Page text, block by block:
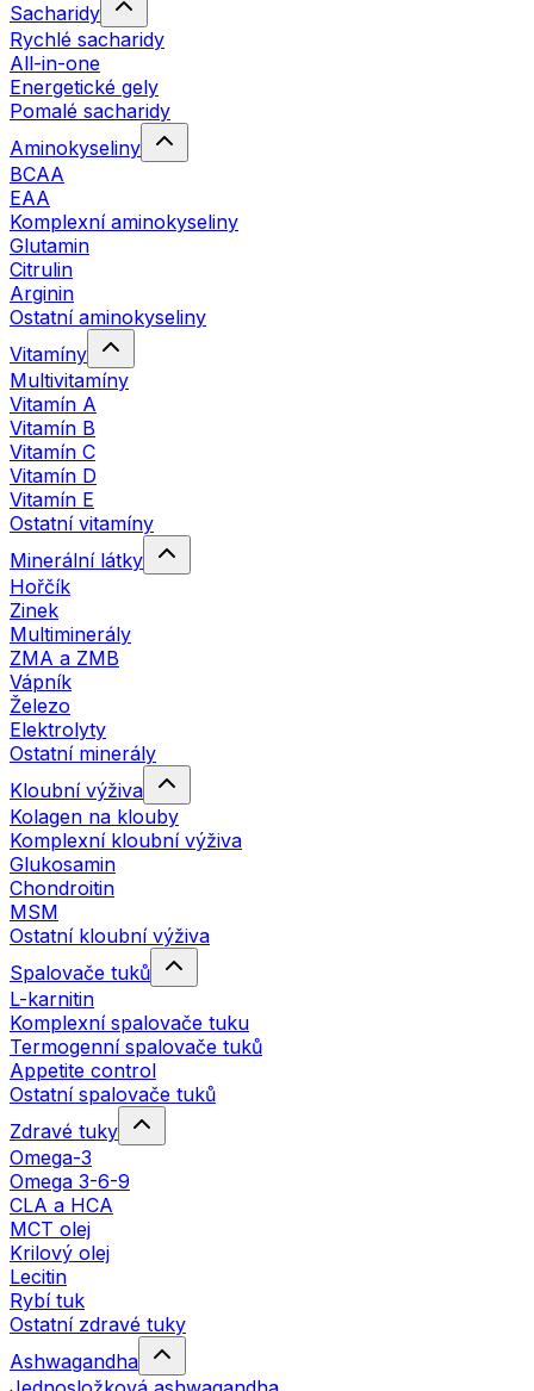
Sacharidy
Rychlé sacharidy
All-in-one
Energetické gely
Pomalé sacharidy
Aminokyseliny
BCAA
EAA
Komplexní aminokyseliny
Glutamin
Citrulin
Arginin
Ostatní aminokyseliny
Vitamíny
Multivitamíny
Vitamín A
Vitamín B
Vitamín C
Vitamín D
Vitamín E
Ostatní vitamíny
Minerální látky
Hořčík
Zinek
Multiminerály
ZMA a ZMB
Vápník
Železo
Elektrolyty
Ostatní minerály
Kloubní výživa
Kolagen na klouby
Komplexní kloubní výživa
Glukosamin
Chondroitin
MSM
Ostatní kloubní výživa
Spalovače tuků
L-karnitin
Komplexní spalovače tuku
Termogenní spalovače tuků
Appetite control
Ostatní spalovače tuků
Zdravé tuky
Omega-3
Omega 3-6-9
CLA a HCA
MCT olej
Krilový olej
Lecitin
Rybí tuk
Ostatní zdravé tuky
Ashwagandha